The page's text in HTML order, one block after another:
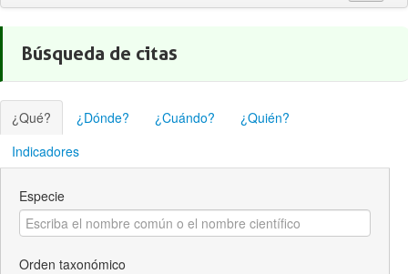
Citas
Localización
Observadores
Acerca de
Búsqueda de citas
¿Qué? ¿Dónde? ¿Cuándo?
¿Quién?
Indicadores
Especie
Orden taxonómico